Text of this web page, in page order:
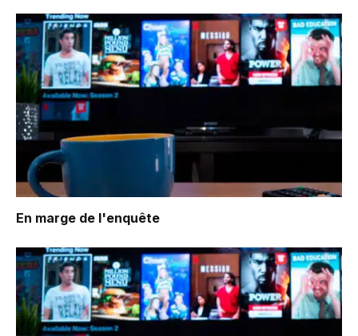
En marge de l'enquête